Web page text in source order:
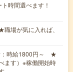
時間選べます！
場が気に入れば、
：時給1800円～ ★
ます）※稼働開始時